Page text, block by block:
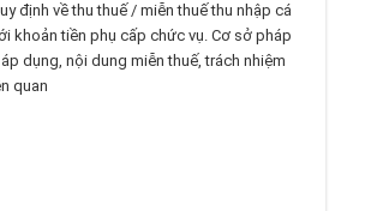
định về thu thuế / miễn thuế thu nhập cá
khoản tiền phụ cấp chức vụ. Cơ sở pháp
áp dụng, nội dung miễn thuế, trách nhiệm
quan